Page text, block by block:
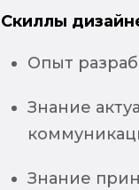
Скиллы
Опыт
Знание
Знание